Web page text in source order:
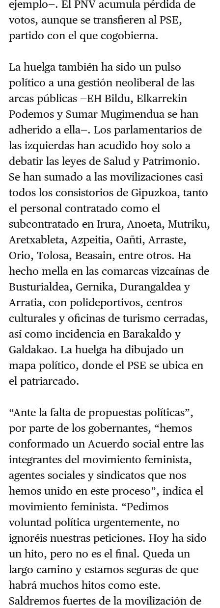
ejemplo—. El PNV acumula pérdida de
votos, aunque se transfieren al PSE,
partido con el que cogobierna.
La huelga también ha sido un pulso
político a una gestión neoliberal de las
arcas públicas —EH Bildu, Elkarrekin
Podemos y Sumar Mugimendua se han
adherido a ella—. Los parlamentarios de
las izquierdas han acudido hoy solo a
debatir las leyes de Salud y Patrimonio.
Se han sumado a las movilizaciones casi
todos los consistorios de Gipuzkoa, tanto
el personal contratado como el
subcontratado en Irura, Anoeta, Mutriku,
Aretxableta, Azpeitia, Oañti, Arraste,
Orio, Tolosa, Beasain, entre otros. Ha
hecho mella en las comarcas vizcaínas de
Busturialdea, Gernika, Durangaldea y
Arratia, con polideportivos, centros
culturales y oficinas de turismo cerradas,
así como incidencia en Barakaldo y
Galdakao. La huelga ha dibujado un
mapa político, donde el PSE se ubica en
el patriarcado.
“Ante la falta de propuestas políticas”,
por parte de los gobernantes, “hemos
conformado un Acuerdo social entre las
integrantes del movimiento feminista,
agentes sociales y sindicatos que nos
hemos unido en este proceso”, indica el
movimiento feminista. “Pedimos
voluntad política urgentemente, no
ignoréis nuestras peticiones. Hoy ha sido
un hito, pero no es el final. Queda un
largo camino y estamos seguras de que
habrá muchos hitos como este.
Saldremos fuertes de la movilización de